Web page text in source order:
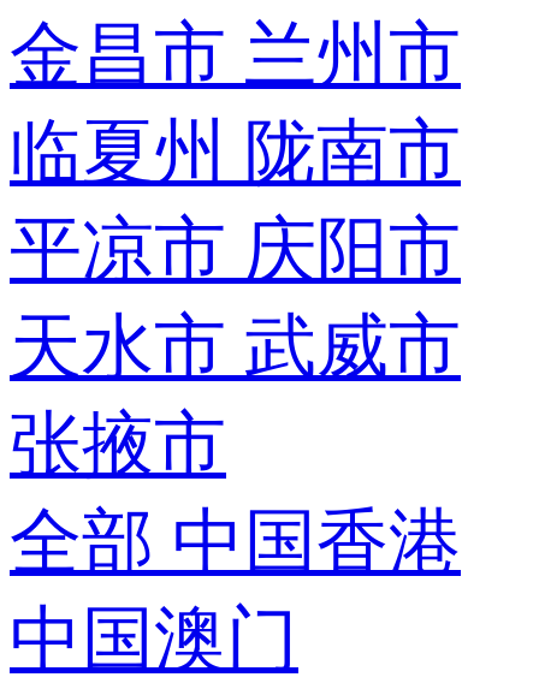
金昌市 兰州市
临夏州 陇南市
平凉市 庆阳市
天水市 武威市
张掖市
全部 中国香港
中国澳门